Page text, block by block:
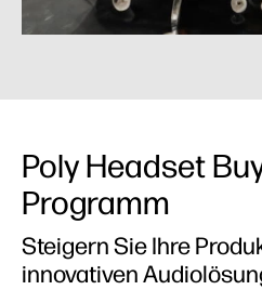
Poly Headset
Programm
Steigern Sie Ihre
innovativen